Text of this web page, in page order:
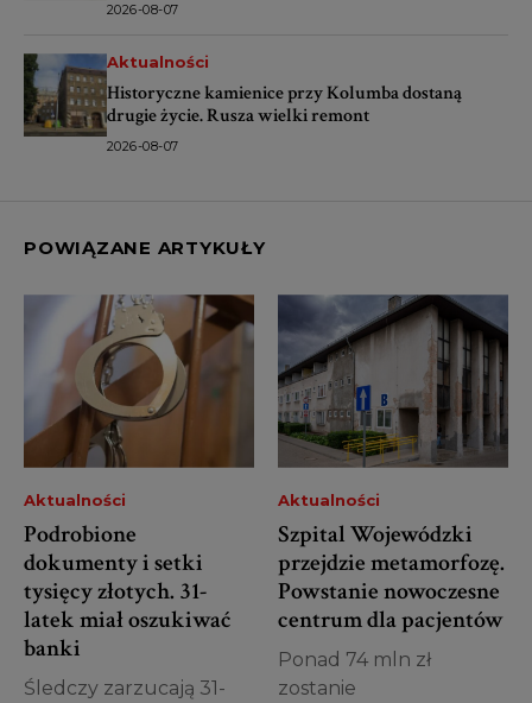
2026-08-07
Aktualności
Historyczne kamienice przy Kolumba dostaną
drugie życie. Rusza wielki remont
2026-08-07
POWIĄZANE ARTYKUŁY
Aktualności
Podrobione
dokumenty i setki
tysięcy złotych. 31-
latek miał oszukiwać
banki
Śledczy zarzucają 31-
Aktualności
Szpital Wojewódzki
przejdzie metamorfozę.
Powstanie nowoczesne
centrum dla pacjentów
Ponad 74 mln zł
zostanie